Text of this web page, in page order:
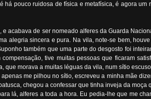
há pouco ruidosa de física e metafísica, é agora
acabava de ser nomeado alferes da Guarda
alegria sincera e pura. Na vila, note-se bem,
também que uma parte do desgosto foi
tive muitas pessoas que ficaram
que morava a muitas léguas da vila, num sítio
me pilhou no sítio, escreveu a minha mãe
chegou a confessar que tinha inveja da
lá, alferes a toda a hora. Eu pedia-lhe que me